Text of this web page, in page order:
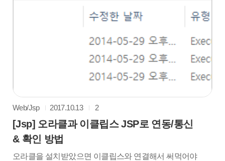
립스로 웹개발도 진행 할 것이므로 두번째에있는 EE버
을 눌러서 설치를 시작해줍시다. 6. 설치가 잘 진행되고
있군요. 기다려줍니다. 7. 중간에 동의하라고 하면 동..
Web/Jsp 2017.10.13 2
[Jsp] 오라클과 이클립스 JSP로 연동/통신
& 확인 방법
오라클을 설치받았으면 이클립스와 연결해서 써먹어야